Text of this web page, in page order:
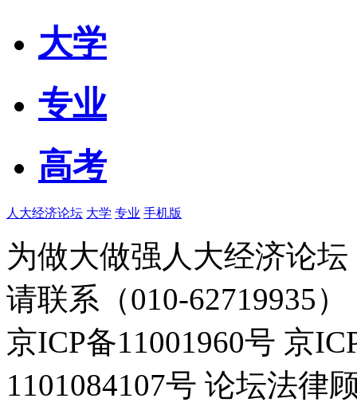
大学
专业
高考
人大经济论坛 大学 专业 手机版
为做大做强人大经济论
请联系（010-62719935）
京ICP备11001960号 京
1101084107号 论坛法律